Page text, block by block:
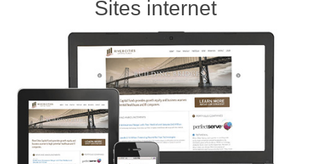
Sites internet